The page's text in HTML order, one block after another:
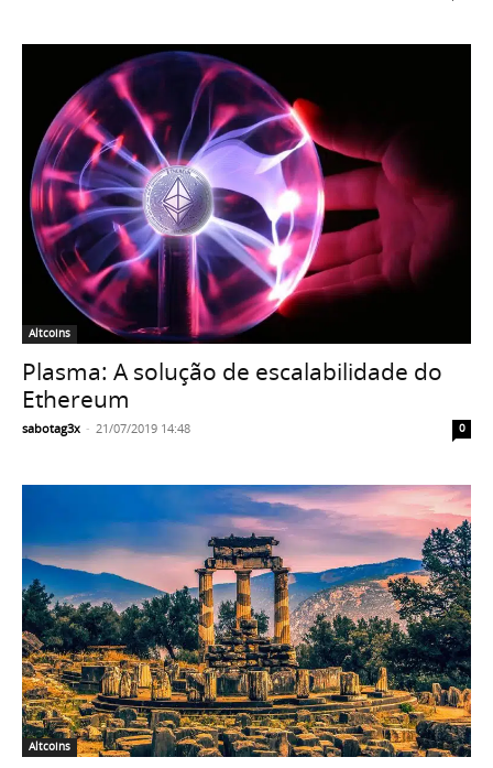
Altcoins
Plasma: A solução de escalabilidade do
Ethereum
sabotag3x - 21/07/2019 14:48 0
Altcoins